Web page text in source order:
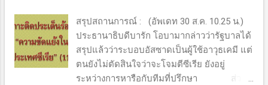
เป็นผู้สร้างเรือบรรทุกเครื่องบินที่ใหญ่ที่สุดใน
โลกในสมัยนั้น คือเรือชินาโน (Shinano) มี
ระวางขับน้ำถึง 62,000 ตัน (หรือหนักกว่าเรือ
จักรีนฤเบศรกว่า 5 เท่า) กองทัพญี่ปุ่นอาศัยกอง
เรือบรรทุกเครื่องบินส่งเครื่องบินรุกรานหลาย
สรุปสถานการณ์ : (อัพเดท 30 ส.ค. 10.25 น.)
ประธานาธิบดีบารัก โอบามากล่าวว่ารัฐบาลได้
สรุปแล้วว่าระบอบอัสซาดเป็นผู้ใช้อาวุธเคมี แต่
ตนยังไม่ตัดสินใจว่าจะโจมตีซีเรีย ยังอยู่
ระหว่างการหารือกับทีมที่ปรึกษา ส่วน